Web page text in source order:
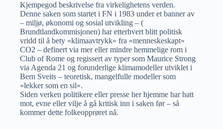
Kjempegod beskrivelse fra virkelighetens verden.
Denne saken som startet i FN i 1983 under et banner av
– miljø, økonomi og sosial utvikling – (
Brundtlandkommisjonen) har etterhvert blitt politisk
vridd til å bety «klimaavtrykk» fra «menneskeskapt»
CO2 – definert via mer eller mindre hemmelige rom i
Club of Rome og regissert av typer som Maurice Strong
via Agenda 21 og forunderlige klimamodeller utviklet i
Bern Sveits – teoretisk, mangelfulle modeller som
«lekker som en sil».
Siden verken politikere eller presse her hjemme har hatt
mot, evne eller vilje å gå kritisk inn i saken før – så
kommer dette folkeopprøret nå.